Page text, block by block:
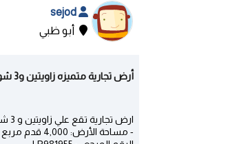
أبو ظبي
أرض تجارية متميزه زاويتين و3 شوارع شارع رئيسي - المرور | أبو ظبي
ارض تجارية تقع علي زاويتين و 3 شوارع ومنهم شارع رئيسي
- مساحة الأرض: 4,000 قدم مربع